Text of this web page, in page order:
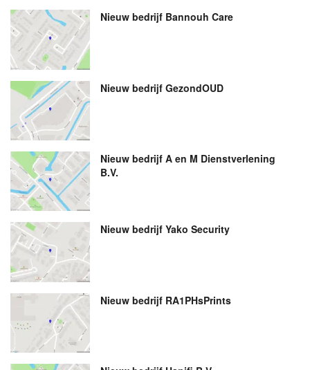
Nieuw bedrijf Bannouh Care
Nieuw bedrijf GezondOUD
Nieuw bedrijf A en M Dienstverlening
B.V.
Nieuw bedrijf Yako Security
Nieuw bedrijf RA1PHsPrints